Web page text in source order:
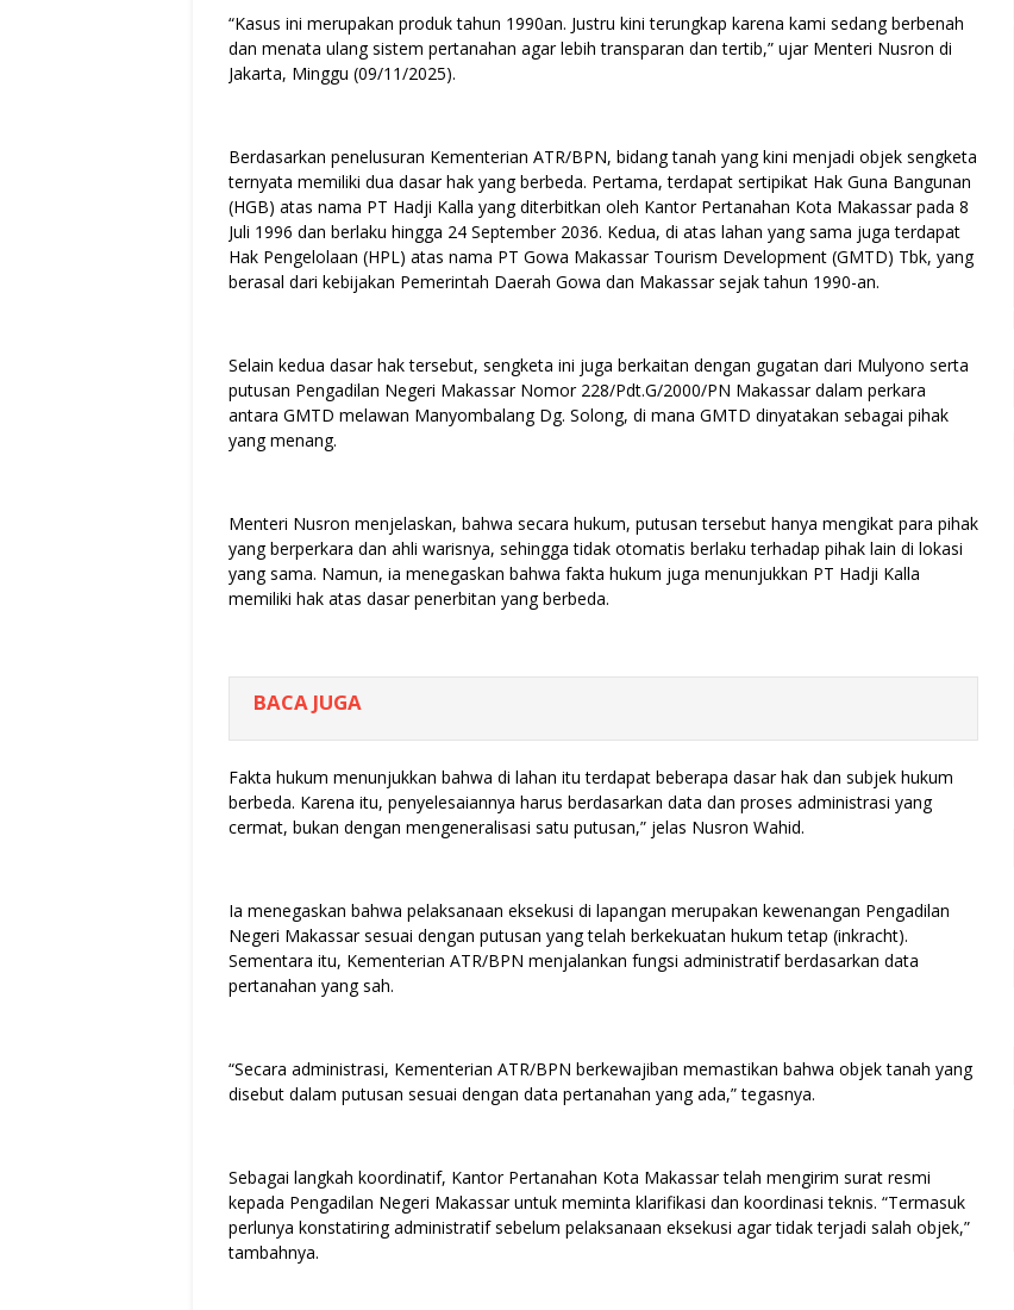
“Kasus ini merupakan produk tahun 1990an. Justru kini terungkap karena kami sedang berbenah
dan menata ulang sistem pertanahan agar lebih transparan dan tertib,” ujar Menteri Nusron di
Jakarta, Minggu (09/11/2025).
Berdasarkan penelusuran Kementerian ATR/BPN, bidang tanah yang kini menjadi objek sengketa
ternyata memiliki dua dasar hak yang berbeda. Pertama, terdapat sertipikat Hak Guna Bangunan
(HGB) atas nama PT Hadji Kalla yang diterbitkan oleh Kantor Pertanahan Kota Makassar pada 8
Juli 1996 dan berlaku hingga 24 September 2036. Kedua, di atas lahan yang sama juga terdapat
Hak Pengelolaan (HPL) atas nama PT Gowa Makassar Tourism Development (GMTD) Tbk, yang
berasal dari kebijakan Pemerintah Daerah Gowa dan Makassar sejak tahun 1990-an.
Selain kedua dasar hak tersebut, sengketa ini juga berkaitan dengan gugatan dari Mulyono serta
putusan Pengadilan Negeri Makassar Nomor 228/Pdt.G/2000/PN Makassar dalam perkara
antara GMTD melawan Manyombalang Dg. Solong, di mana GMTD dinyatakan sebagai pihak
yang menang.
Menteri Nusron menjelaskan, bahwa secara hukum, putusan tersebut hanya mengikat para pihak
yang berperkara dan ahli warisnya, sehingga tidak otomatis berlaku terhadap pihak lain di lokasi
yang sama. Namun, ia menegaskan bahwa fakta hukum juga menunjukkan PT Hadji Kalla
memiliki hak atas dasar penerbitan yang berbeda.
BACA JUGA
Fakta hukum menunjukkan bahwa di lahan itu terdapat beberapa dasar hak dan subjek hukum
berbeda. Karena itu, penyelesaiannya harus berdasarkan data dan proses administrasi yang
cermat, bukan dengan mengeneralisasi satu putusan,” jelas Nusron Wahid.
Ia menegaskan bahwa pelaksanaan eksekusi di lapangan merupakan kewenangan Pengadilan
Negeri Makassar sesuai dengan putusan yang telah berkekuatan hukum tetap (inkracht).
Sementara itu, Kementerian ATR/BPN menjalankan fungsi administratif berdasarkan data
pertanahan yang sah.
“Secara administrasi, Kementerian ATR/BPN berkewajiban memastikan bahwa objek tanah yang
disebut dalam putusan sesuai dengan data pertanahan yang ada,” tegasnya.
Sebagai langkah koordinatif, Kantor Pertanahan Kota Makassar telah mengirim surat resmi
kepada Pengadilan Negeri Makassar untuk meminta klarifikasi dan koordinasi teknis. “Termasuk
perlunya konstatiring administratif sebelum pelaksanaan eksekusi agar tidak terjadi salah objek,”
tambahnya.